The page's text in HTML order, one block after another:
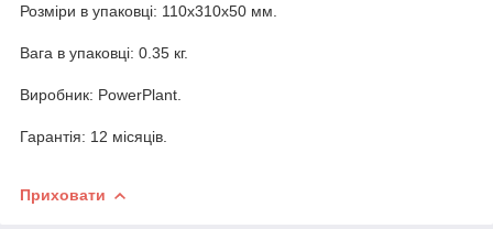
Розміри в упаковці: 110х310х50 мм.
Вага в упаковці: 0.35 кг.
Виробник: PowerPlant.
Гарантія: 12 місяців.
Приховати